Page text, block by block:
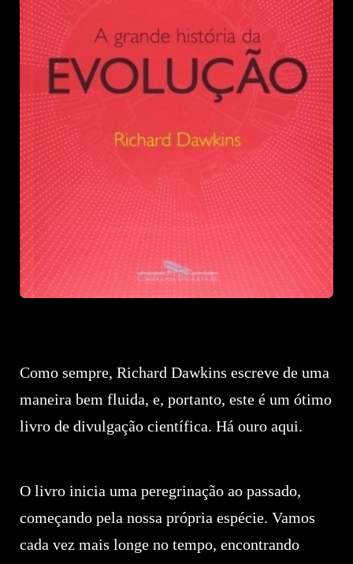
Como sempre, Richard Dawkins escreve de uma
maneira bem fluida, e, portanto, este é um ótimo
livro de divulgação científica. Há ouro aqui.
O livro inicia uma peregrinação ao passado,
começando pela nossa própria espécie. Vamos
cada vez mais longe no tempo, encontrando